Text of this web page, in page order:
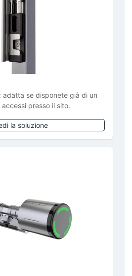
: adatta se disponete già di un
presso il sito.
la soluzione